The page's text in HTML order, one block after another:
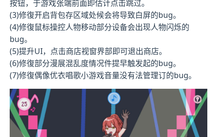
按钮，于游戏张端前面即估计点击跳过。
(3)修復开启背包存区域处候会将导致白屏的bug。
(4)修復鼠标操控人物移动部分设备会出现人物闪烁的
bug。
(5)提升UI，点击商店视窗界部即可退出商店。
(6)修復部分漫展混乱度情况件提早触发起的bug。
(7)修復偶像优衣唱歌小游戏音量没有法管理订的bug。